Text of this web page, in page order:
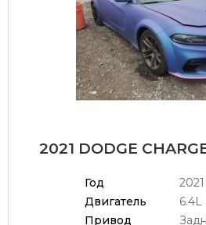
2021 DODGE
Год
2021
Двигатель
6.4L
Привод